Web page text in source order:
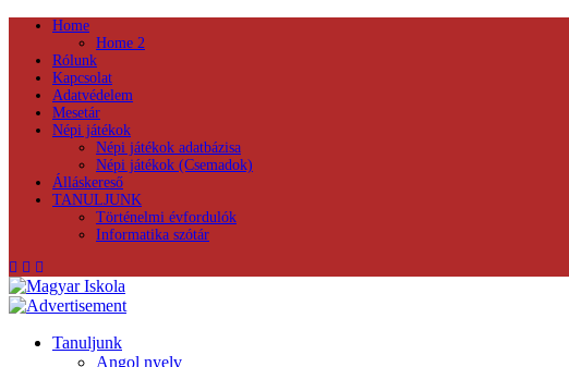
Home
Home 2
Rólunk
Kapcsolat
Adatvédelem
Mesetár
Népi játékok
Népi játékok adatbázisa
Népi játékok (Csemadok)
Álláskereső
TANULJUNK
Történelmi évfordulók
Informatika szótár
Tanuljunk
Angol nyelv